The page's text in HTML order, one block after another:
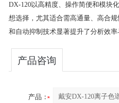
DX-120以高精度、操作简便和模块
想选择，尤其适合需高通量、高合
和自动抑制技术显著提升了分析效率
产品咨询
产品：